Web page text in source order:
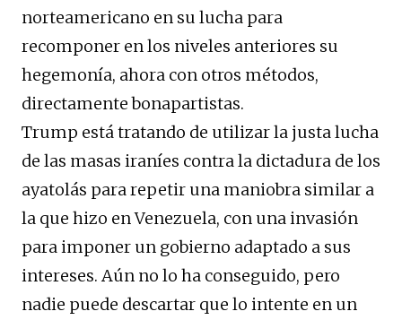
norteamericano en su lucha para
recomponer en los niveles anteriores su
hegemonía, ahora con otros métodos,
directamente bonapartistas.
Trump está tratando de utilizar la justa lucha
de las masas iraníes contra la dictadura de los
ayatolás para repetir una maniobra similar a
la que hizo en Venezuela, con una invasión
para imponer un gobierno adaptado a sus
intereses. Aún no lo ha conseguido, pero
nadie puede descartar que lo intente en un